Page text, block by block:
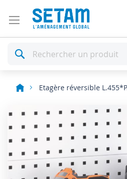
Rechercher
Etagère réversible
to
the
end
the
images